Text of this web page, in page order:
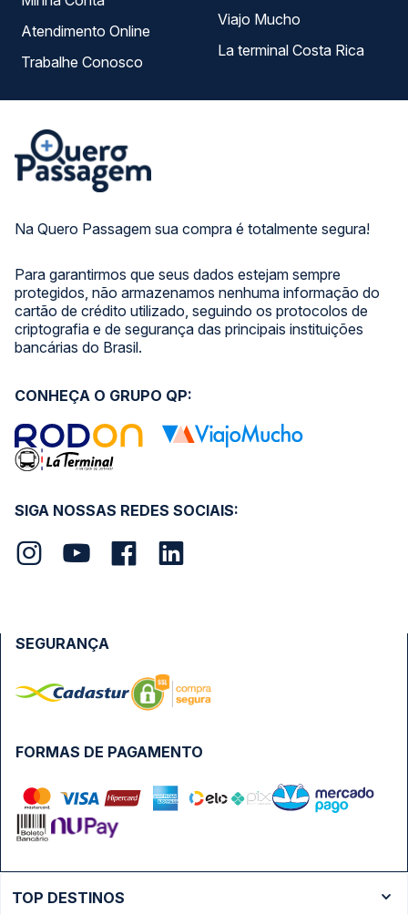
Na Quero Passagem sua compra é totalmente segura!
Para garantirmos que seus dados estejam sempre
protegidos, não armazenamos nenhuma informação do
cartão de crédito utilizado, seguindo os protocolos de
criptografia e de segurança das principais instituições
bancárias do Brasil.
Atendimento Online
Trabalhe Conosco
Viajo Mucho
La terminal Costa Rica
SIGA NOSSAS REDES SOCIAIS:
CONHEÇA O GRUPO QP:
FORMAS DE PAGAMENTO
SEGURANÇA
TOP DESTINOS